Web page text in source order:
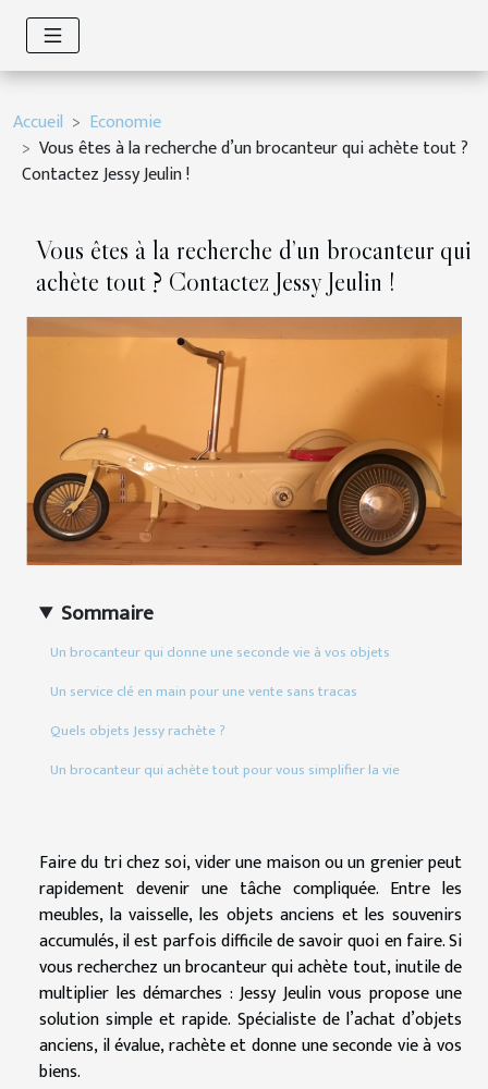
Accueil
Economie
Vous êtes à la recherche d’un brocanteur qui achète tout ?
Contactez Jessy Jeulin !
Vous êtes à la recherche d’un brocanteur qui
achète tout ? Contactez Jessy Jeulin !
Sommaire
Un brocanteur qui donne une seconde vie à vos objets
Un service clé en main pour une vente sans tracas
Quels objets Jessy rachète ?
Un brocanteur qui achète tout pour vous simplifier la vie
Faire du tri chez soi, vider une maison ou un grenier peut
rapidement devenir une tâche compliquée. Entre les
meubles, la vaisselle, les objets anciens et les souvenirs
accumulés, il est parfois difficile de savoir quoi en faire. Si
vous recherchez un brocanteur qui achète tout, inutile de
multiplier les démarches : Jessy Jeulin vous propose une
solution simple et rapide. Spécialiste de l’achat d’objets
anciens, il évalue, rachète et donne une seconde vie à vos
biens.